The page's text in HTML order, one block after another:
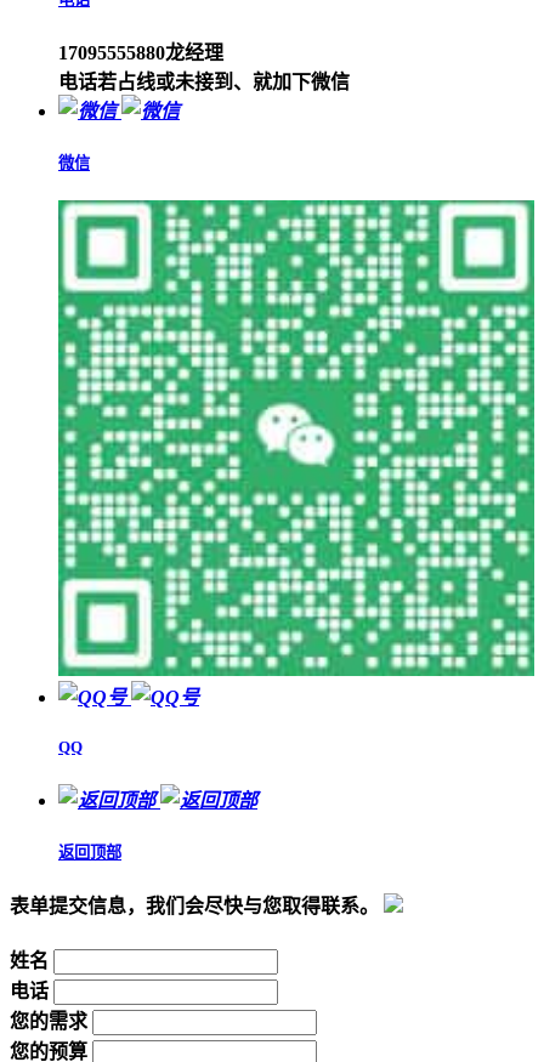
17095555880龙经理
电话若占线或未接到、就加下微信
微信
QQ
返回顶部
表单提交信息，我们会尽快与您取得联系。
姓名
电话
您的需求
您的预算